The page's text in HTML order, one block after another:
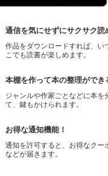
経済 2025年9/13・20合併号
)
済 2025/9/6号
)
を表示する
通信を気にせずにサクサク読
作品をダウンロードすれば、い
こでも読書が楽しめます。
本棚を作って本の整理ができ
ジャンルや作家ごとなどに本を
て、鍵もかけられます。
お得な通知機能！
通知を許可すると、お得なクー
などが届きます。